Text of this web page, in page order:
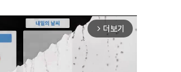
arrow_forward_ios 더보기